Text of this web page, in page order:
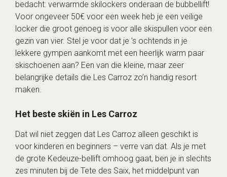
bedacht: verwarmde skilockers onderaan de bubbellift!
Voor ongeveer 50€ voor een week heb je een veilige
locker die groot genoeg is voor alle skispullen voor een
gezin van vier. Stel je voor dat je ’s ochtends in je
lekkere gympen aankomt met een heerlijk warm paar
skischoenen aan? Een van die kleine, maar zeer
belangrijke details die Les Carroz zo’n handig resort
maken.
Het beste skiën in Les Carroz
Dat wil niet zeggen dat Les Carroz alleen geschikt is
voor kinderen en beginners – verre van dat. Als je met
de grote Kedeuze-bellift omhoog gaat, ben je in slechts
zes minuten bij de Tete des Saix, het middelpunt van